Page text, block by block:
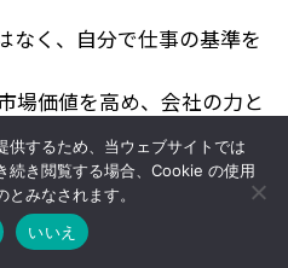
なく、自分で仕事の基準を
場価値を高め、会社の力と
「あと20％できることはな
てみてください。
、日々の仕事の中にありま
供するため、当ウェブサイトでは
続き閲覧する場合、Cookie の使用
とみなされます。
いいえ